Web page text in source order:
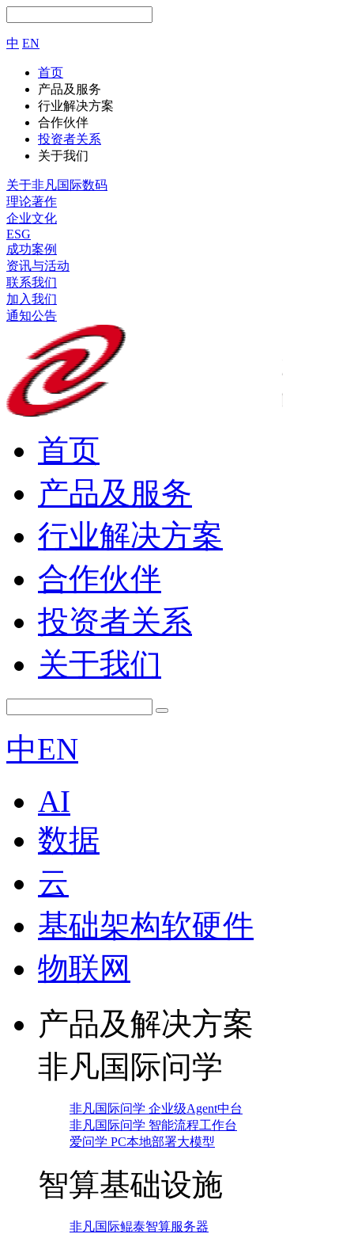
中 EN
首页
产品及服务
行业解决方案
合作伙伴
投资者关系
关于我们
关于非凡国际数码
理论著作
企业文化
ESG
成功案例
资讯与活动
联系我们
加入我们
通知公告
首页
产品及服务
行业解决方案
合作伙伴
投资者关系
关于我们
中EN
AI
数据
云
基础架构软硬件
物联网
产品及解决方案
非凡国际问学
非凡国际问学 企业级Agent中台
非凡国际问学 智能流程工作台
爱问学 PC本地部署大模型
智算基础设施
非凡国际鲲泰智算服务器